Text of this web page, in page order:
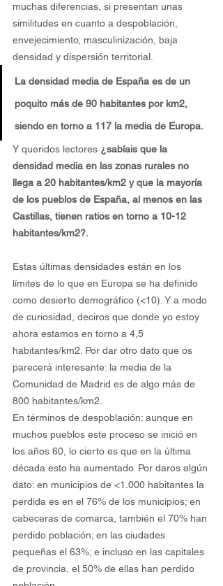
muchas diferencias, si presentan unas
similitudes en cuanto a despoblación,
envejecimiento, masculinización, baja
densidad y dispersión territorial.
La densidad media de España es de un
poquito más de 90 habitantes por km2,
siendo en torno a 117 la media de Europa.
Y queridos lectores ¿sabíais que la
densidad media en las zonas rurales no
llega a 20 habitantes/km2 y que la mayoría
de los pueblos de España, al menos en las
Castillas, tienen ratios en torno a 10-12
habitantes/km2?.
Estas últimas densidades están en los
límites de lo que en Europa se ha definido
como desierto demográfico (<10). Y a modo
de curiosidad, deciros que donde yo estoy
ahora estamos en torno a 4,5
habitantes/km2. Por dar otro dato que os
parecerá interesante: la media de la
Comunidad de Madrid es de algo más de
800 habitantes/km2.
En términos de despoblación: aunque en
muchos pueblos este proceso se inició en
los años 60, lo cierto es que en la última
década esto ha aumentado. Por daros algún
dato: en municipios de <1.000 habitantes la
perdida es en el 76% de los municipios; en
cabeceras de comarca, también el 70% han
perdido población; en las ciudades
pequeñas el 63%; e incluso en las capitales
de provincia, el 50% de ellas han perdido